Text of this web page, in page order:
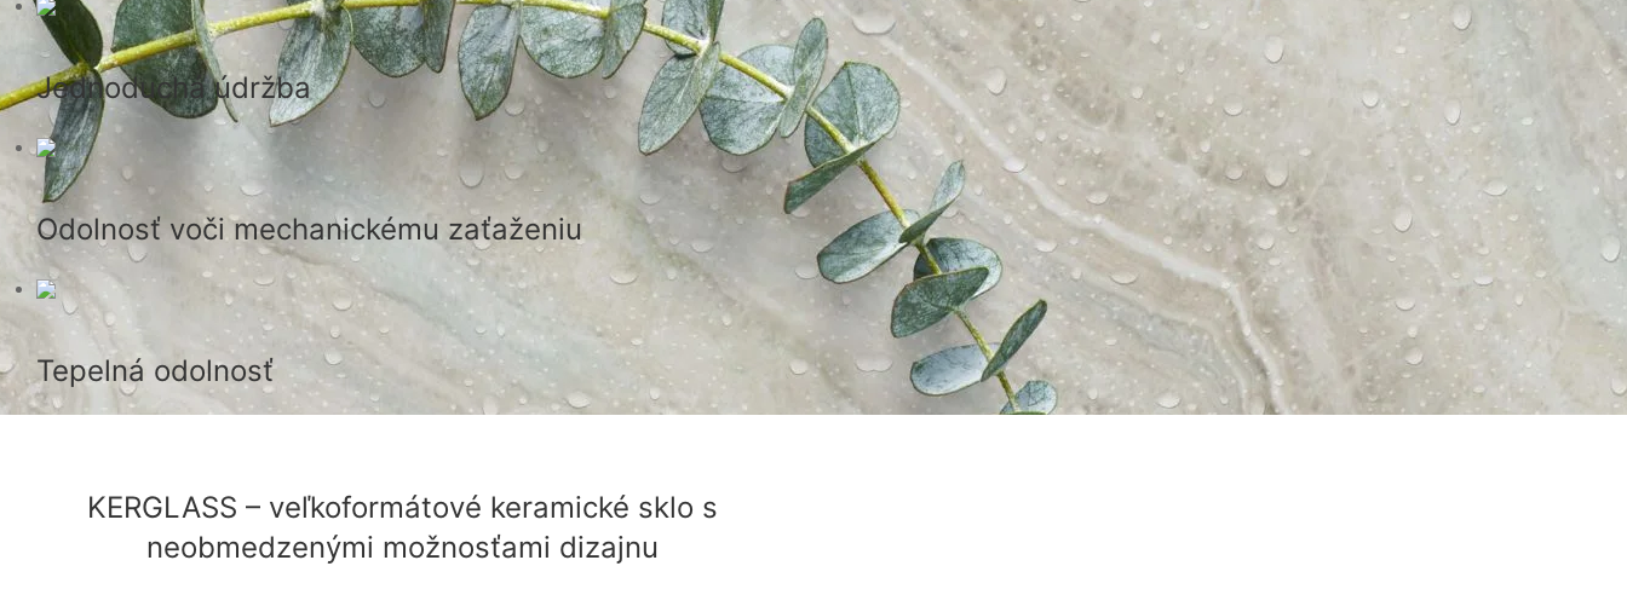
Jednoduchá údržba
Odolnosť voči mechanickému zaťaženiu
Tepelná odolnosť
KERGLASS – veľkoformátové keramické sklo s
neobmedzenými možnosťami dizajnu